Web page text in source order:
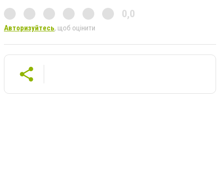
0,0
Авторизуйтесь, щоб оцінити